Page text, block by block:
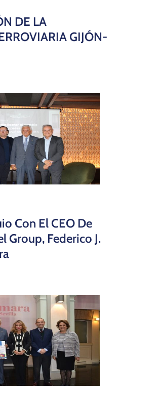
DE LA
GIJÓN-
Con El CEO De
Group, Federico J.